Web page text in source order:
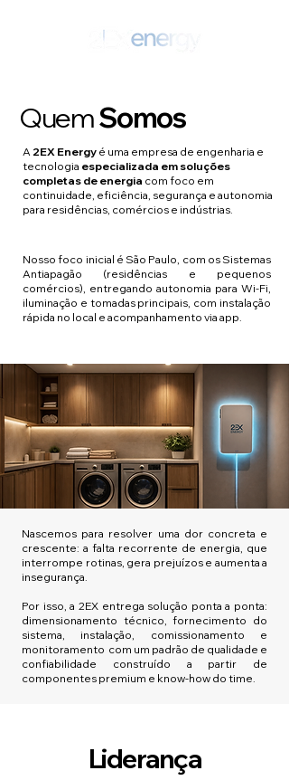
SEJA UM PARCEIRO!
QuemSomos
A 2EX Energy é uma empresa de engenharia e
tecnologia especializada em soluções
completas de energia com foco em
continuidade, eficiência, segurança e autonomia
para residências, comércios e indústrias.
Nosso foco inicial é São Paulo, com os Sistemas
Antiapagão (residências e pequenos
comércios), entregando autonomia para Wi-Fi,
iluminação e tomadas principais, com instalação
rápida no local e acompanhamento via app.
Nascemos para resolver uma dor concreta e
crescente: a falta recorrente de energia, que
interrompe rotinas, gera prejuízos e aumenta a
insegurança.
Por isso, a 2EX entrega solução ponta a ponta:
dimensionamento técnico, fornecimento do
sistema, instalação, comissionamento e
monitoramento com um padrão de qualidade e
confiabilidade construído a partir de
componentes premium e know-how do time.
Liderança